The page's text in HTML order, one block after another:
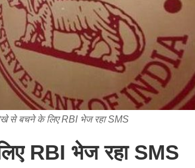
से बचने के लिए RBI भेज रहा SMS
RBI भेज रहा SMS